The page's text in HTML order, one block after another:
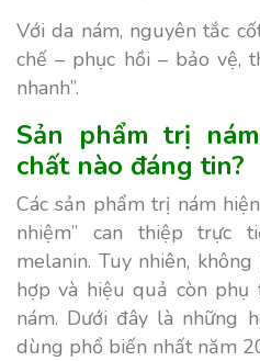
Với da nám, nguyên tắc
chế – phục hồi – bảo vệ,
nhanh”.
Sản phẩm trị
chất nào đáng tin?
Các sản phẩm trị nám
nhiệm” can thiệp trực
melanin. Tuy nhiên,
hợp và hiệu quả còn
nám. Dưới đây là những
dùng phổ biến nhất năm